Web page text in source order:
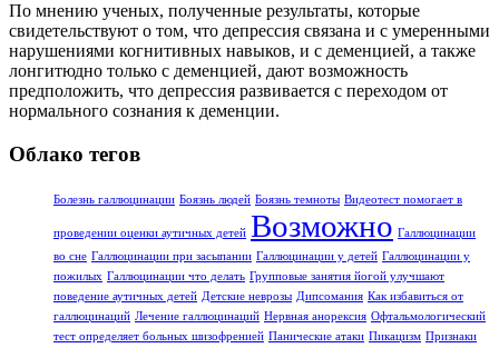
По мнению ученых, полученные результаты, которые
свидетельствуют о том, что депрессия связана и с умеренными
нарушениями когнитивных навыков, и с деменцией, а также
лонгитюдно только с деменцией, дают возможность
предположить, что депрессия развивается с переходом от
нормального сознания к деменции.
Облако тегов
Болезнь галлюцинации Боязнь людей Боязнь темноты Видеотест помогает в
проведении оценки аутичных детей Возможно Галлюцинации
во сне Галлюцинации при засыпании Галлюцинации у детей Галлюцинации у
пожилых Галлюцинации что делать Групповые занятия йогой улучшают
поведение аутичных детей Детские неврозы Дипсомания Как избавиться от
галлюцинаций Лечение галлюцинаций Нервная анорексия Офтальмологический
тест определяет больных шизофренией Панические атаки Пикацизм Признаки